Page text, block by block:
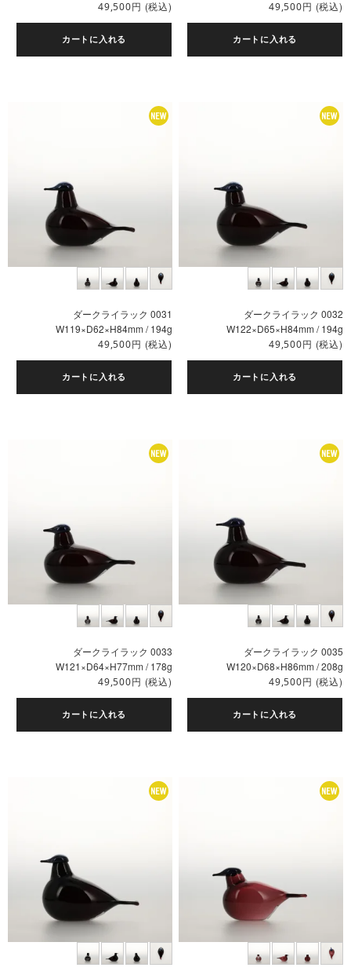
49,500円 (税込)
カートに入れる
49,500円 (税込)
カートに入れる
ダークライラック 0031
W119×D62×H84mm / 194g
49,500円 (税込)
カートに入れる
ダークライラック 0032
W122×D65×H84mm / 194g
49,500円 (税込)
カートに入れる
ダークライラック 0033
W121×D64×H77mm / 178g
49,500円 (税込)
カートに入れる
ダークライラック 0035
W120×D68×H86mm / 208g
49,500円 (税込)
カートに入れる